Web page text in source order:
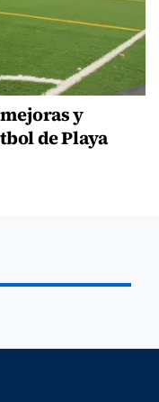
y
de Playa